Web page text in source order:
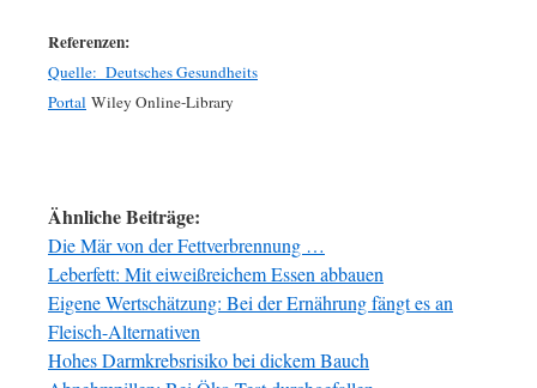
Referenzen:
Quelle: Deutsches Gesundheits
Portal Wiley Online-Library
Ähnliche Beiträge:
Die Mär von der Fettverbrennung …
Leberfett: Mit eiweißreichem Essen abbauen
Eigene Wertschätzung: Bei der Ernährung fängt es an
Fleisch-Alternativen
Hohes Darmkrebsrisiko bei dickem Bauch